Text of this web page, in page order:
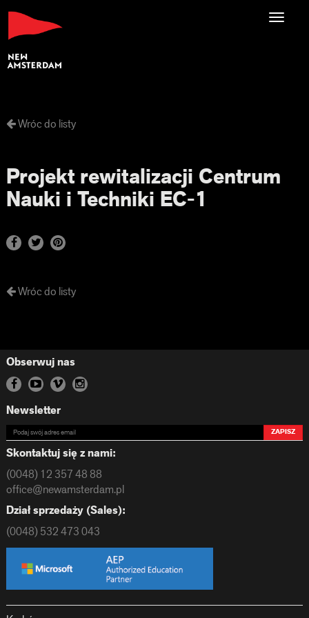
Wróc do listy
Projekt rewitalizacji Centrum
Nauki i Techniki EC-1
Wróc do listy
Obserwuj nas
Newsletter
ZAPISZ
Skontaktuj się z nami:
(0048) 12 357 48 88
office@newamsterdam.pl
Dział sprzedaży (Sales):
(0048) 532 473 043